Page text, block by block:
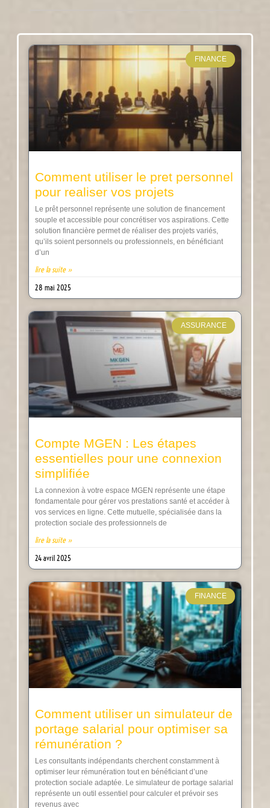
FINANCE
Comment utiliser le pret personnel
pour realiser vos projets
Le prêt personnel représente une solution de financement
souple et accessible pour concrétiser vos aspirations. Cette
solution financière permet de réaliser des projets variés,
qu’ils soient personnels ou professionnels, en bénéficiant
d’un
lire la suite »
28 mai 2025
ASSURANCE
Compte MGEN : Les étapes
essentielles pour une connexion
simplifiée
La connexion à votre espace MGEN représente une étape
fondamentale pour gérer vos prestations santé et accéder à
vos services en ligne. Cette mutuelle, spécialisée dans la
protection sociale des professionnels de
lire la suite »
24 avril 2025
FINANCE
Comment utiliser un simulateur de
portage salarial pour optimiser sa
rémunération ?
Les consultants indépendants cherchent constamment à
optimiser leur rémunération tout en bénéficiant d’une
protection sociale adaptée. Le simulateur de portage salarial
représente un outil essentiel pour calculer et prévoir ses
revenus avec